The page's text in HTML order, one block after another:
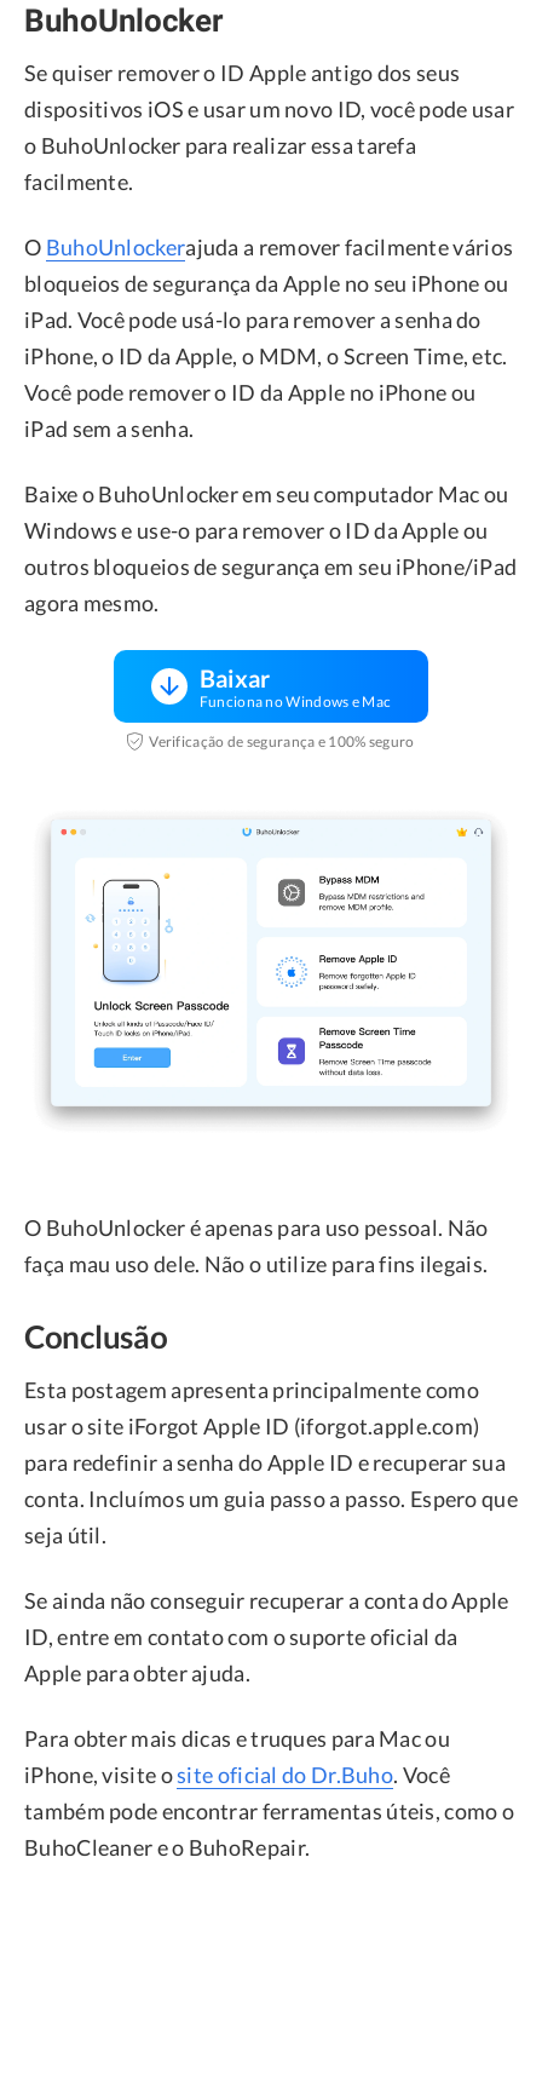
BuhoUnlocker
Se quiser remover o ID Apple antigo dos seus
dispositivos iOS e usar um novo ID, você pode usar
o BuhoUnlocker para realizar essa tarefa
facilmente.
O BuhoUnlockerajuda a remover facilmente vários
bloqueios de segurança da Apple no seu iPhone ou
iPad. Você pode usá-lo para remover a senha do
iPhone, o ID da Apple, o MDM, o Screen Time, etc.
Você pode remover o ID da Apple no iPhone ou
iPad sem a senha.
Baixe o BuhoUnlocker em seu computador Mac ou
Windows e use-o para remover o ID da Apple ou
outros bloqueios de segurança em seu iPhone/iPad
agora mesmo.
Baixar
Funciona no Windows e Mac
Verificação de segurança e 100% seguro
O BuhoUnlocker é apenas para uso pessoal. Não
faça mau uso dele. Não o utilize para fins ilegais.
Conclusão
Esta postagem apresenta principalmente como
usar o site iForgot Apple ID (iforgot.apple.com)
para redefinir a senha do Apple ID e recuperar sua
conta. Incluímos um guia passo a passo. Espero que
seja útil.
Se ainda não conseguir recuperar a conta do Apple
ID, entre em contato com o suporte oficial da
Apple para obter ajuda.
Para obter mais dicas e truques para Mac ou
iPhone, visite osite oficial do Dr.Buho. Você
também pode encontrar ferramentas úteis, como o
BuhoCleaner e o BuhoRepair.